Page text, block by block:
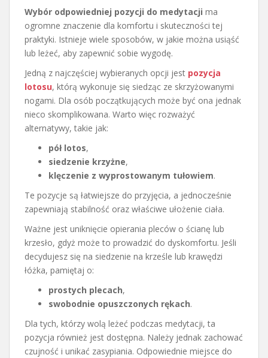
Wybór odpowiedniej pozycji do medytacji ma
ogromne znaczenie dla komfortu i skuteczności tej
praktyki. Istnieje wiele sposobów, w jakie można usiąść
lub leżeć, aby zapewnić sobie wygodę.
Jedną z najczęściej wybieranych opcji jest pozycja
lotosu, którą wykonuje się siedząc ze skrzyżowanymi
nogami. Dla osób początkujących może być ona jednak
nieco skomplikowana. Warto więc rozważyć
alternatywy, takie jak:
pół lotos,
siedzenie krzyżne,
klęczenie z wyprostowanym tułowiem.
Te pozycje są łatwiejsze do przyjęcia, a jednocześnie
zapewniają stabilność oraz właściwe ułożenie ciała.
Ważne jest uniknięcie opierania pleców o ścianę lub
krzesło, gdyż może to prowadzić do dyskomfortu. Jeśli
decydujesz się na siedzenie na krześle lub krawędzi
łóżka, pamiętaj o:
prostych plecach,
swobodnie opuszczonych rękach.
Dla tych, którzy wolą leżeć podczas medytacji, ta
pozycja również jest dostępna. Należy jednak zachować
czujność i unikać zasypiania. Odpowiednie miejsce do